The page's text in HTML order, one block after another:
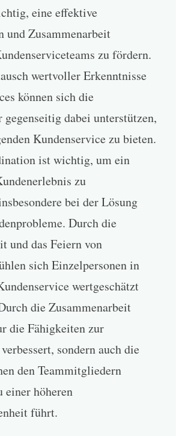
eine effektive
und Zusammenarbeit
zu fördern.
wertvoller Erkenntnisse
können sich die
dabei unterstützen,
Kundenservice zu bieten.
ist wichtig, um ein
zu
bei der Lösung
Durch die
und das Feiern von
sich Einzelpersonen in
wertgeschätzt
die Zusammenarbeit
die Fähigkeiten zur
sondern auch die
den Teammitgliedern
einer höheren
führt.